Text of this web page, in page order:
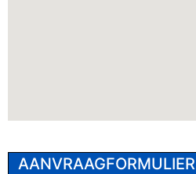
AANVRAAGFORMULIER